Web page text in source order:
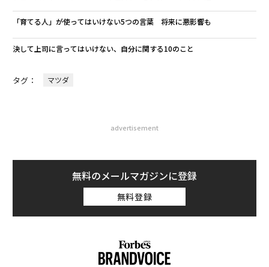
「育てる人」が使ってはいけない5つの言葉 将来に悪影響も
決して上司に言ってはいけない、自分に関する10のこと
タグ： マツダ
advertisement
無料のメールマガジンに登録
無料登録